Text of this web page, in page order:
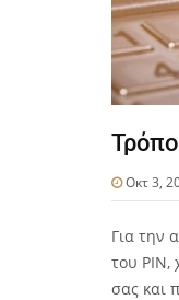
Οκτ 3,
Για την
του PIN,
σας και